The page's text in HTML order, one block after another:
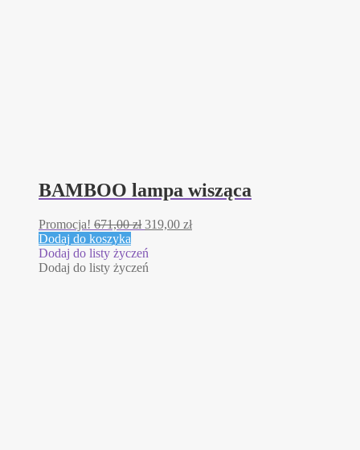
BAMBOO lampa wisząca
Promocja! 671,00zł Pierwotna
wynosiła:
671,00 zł.
319,00 złAktualna
Dodaj do koszyka
Dodaj do listy życzeń
Dodaj do listy życzeń